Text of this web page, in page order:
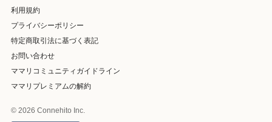
利用規約
プライバシーポリシー
特定商取引法に基づく表記
お問い合わせ
ママリコミュニティガイドライン
ママリプレミアムの解約
© 2026 Connehito Inc.